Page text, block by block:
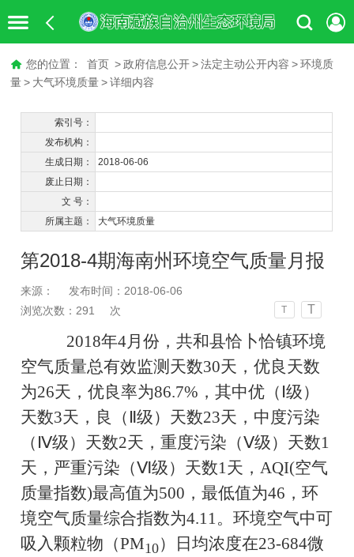
您的位置： 首页 > 政府信息公开 > 法定主动公开内容 > 环境质
量 > 大气环境质量 > 详细内容
索引号：
发布机构：
生成日期：
2018-06-06
废止日期：
文 号：
所属主题：
大气环境质量
第2018-4期海南州环境空气质量月报
来源：
发布时间：2018-06-06
浏览次数： 291 次 T T
2018年4月份，共和县恰卜恰镇环境
空气质量总有效监测天数30天，优良天数
为26天，优良率为86.7% ，其中优（Ⅰ级）
天数3天，良（Ⅱ级）天数23天，中度污染
（Ⅳ级）天数2天，重度污染（Ⅴ级）天数1
天，严重污染（Ⅵ级）天数1 天， AQI(空气
质量指数)最高值为500 ，最低值为46 ，环
境空气质量综合指数为4.11 。环境空气中可
吸入颗粒物（PM10）日均浓度在23-684微